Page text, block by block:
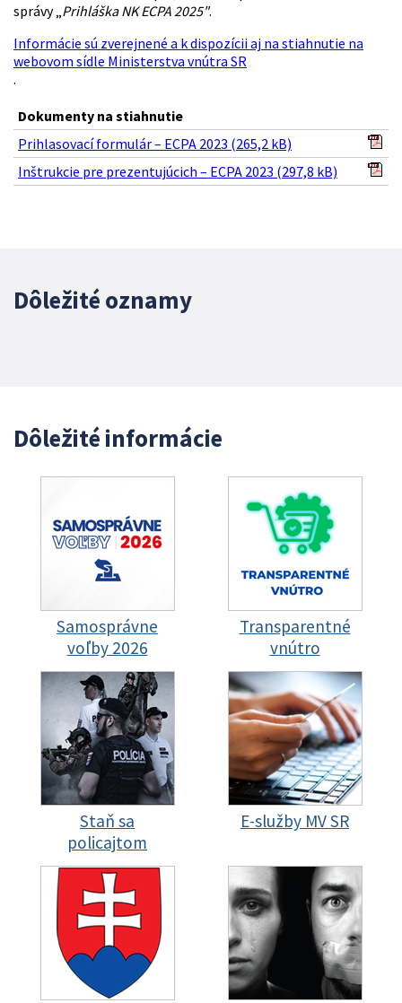
správy „ Prihláška NK ECPA 2025".
Informácie sú zverejnené a k dispozícii aj na stiahnutie na
webovom sídle Ministerstva vnútra SR
.
Dokumenty na stiahnutie
Prihlasovací formulár – ECPA 2023 (265,2 kB)
Inštrukcie pre prezentujúcich – ECPA 2023 (297,8 kB)
Dôležité oznamy
Dôležité informácie
Samosprávne
voľby 2026
Transparentné
vnútro
Staň sa
policajtom
E-služby MV SR